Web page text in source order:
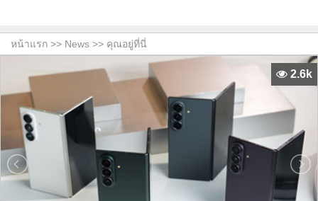
หน้าแรก >> News >> คุณอยู่ที่นี่
2.6k